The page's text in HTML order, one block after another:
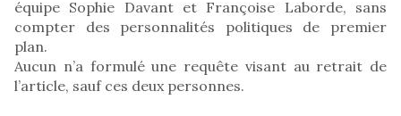
équipe Sophie Davant et Françoise Laborde, sans
compter des personnalités politiques de premier
plan.
Aucun n’a formulé une requête visant au retrait de
l’article, sauf ces deux personnes.